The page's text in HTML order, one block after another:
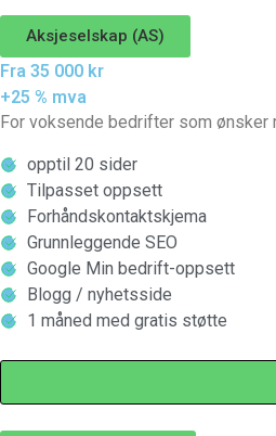
Aksjeselskap (AS)
Fra 35 000 kr
+25 % mva
For voksende bedrifter som
opptil 20 sider
Tilpasset oppsett
Forhåndskontaktskjema
Grunnleggende SEO
Google Min bedrift-oppsett
Blogg / nyhetsside
1 måned med gratis støtte